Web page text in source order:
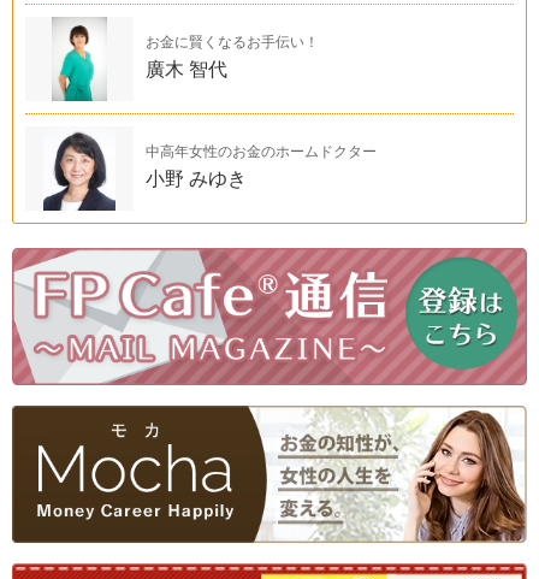
お金に賢くなるお手伝い！
廣木 智代
中高年女性のお金のホームドクター
小野 みゆき